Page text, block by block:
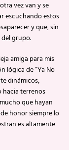
vez van y se
escuchando estos
y que, sin
grupo.
amiga para mis
lógica de “Ya No
dinámicos,
hacia terrenos
que hayan
honor siempre lo
es altamente